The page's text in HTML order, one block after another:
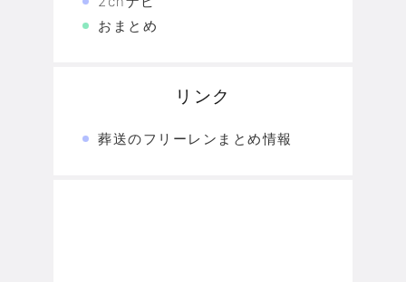
おまとめ
リンク
葬送のフリーレンまとめ情報